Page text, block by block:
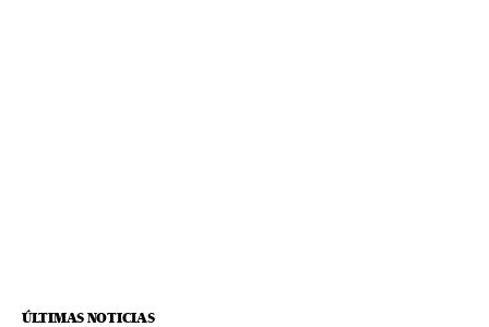
ÚLTIMAS NOTICIAS